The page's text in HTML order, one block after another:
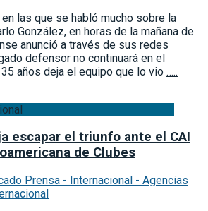
las que se habló mucho sobre la
González, en horas de la mañana de
anunció a través de sus redes
defensor no continuará en el
años deja el equipo que lo vio …..
escapar el triunfo ante el CAI
de Clubes
Prensa - Internacional - Agencias